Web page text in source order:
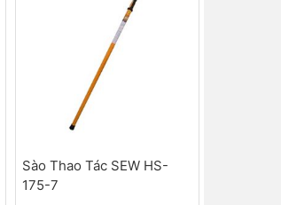
Sào Thao Tác SEW HS-
175-7